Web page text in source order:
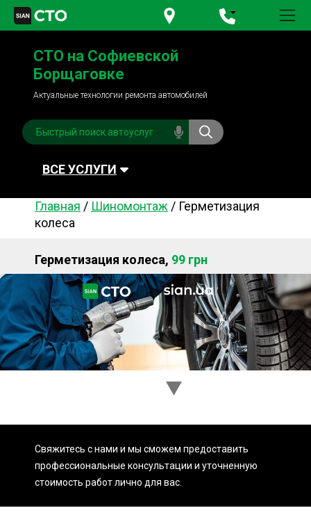
+380 95781-84-84
+380 98791-84-84
СТО на Софиевской
Борщаговке
Актуальные технологии ремонта автомобилей
ВСЕ УСЛУГИ
Автомойка Плановое ТО
Акамуляторы
Обслуживание
кондиционера
Система охлаждения
Диагностика
Ходовая часть Сцепление
ГРМ Шиномонтаж
Двигатель
Главная / Шиномонтаж / Герметизация
колеса
Герметизация колеса, 99 грн
Свяжитесь с нами и мы сможем предоставить
профессиональные консультации и уточненную
стоимость работ лично для вас.